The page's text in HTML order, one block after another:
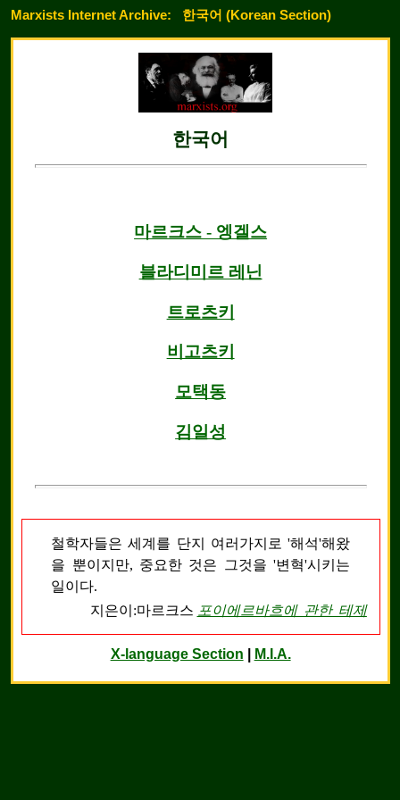
Marxists Internet Archive: 한국어 (Korean Section)
한국어
마르크스 - 엥겔스
블라디미르 레닌
트로츠키
비고츠키
모택동
김일성
철학자들은 세계를 단지 여러가지로 '해석'해왔
을 뿐이지만, 중요한 것은 그것을 '변혁'시키는
일이다.
지은이:마르크스 포이에르바흐에 관한 테제
X-language Section M.I.A.